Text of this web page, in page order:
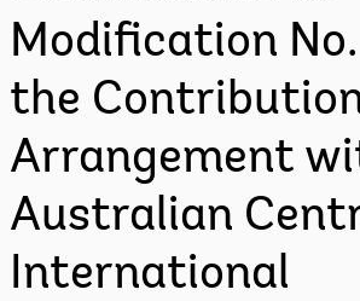
Modification
the
Arrangement
Australian
International